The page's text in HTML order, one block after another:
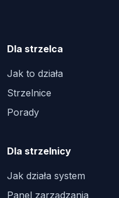
Dla strzelca
Jak to działa
Strzelnice
Porady
Dla strzelnicy
Jak działa system
Panel zarządzania